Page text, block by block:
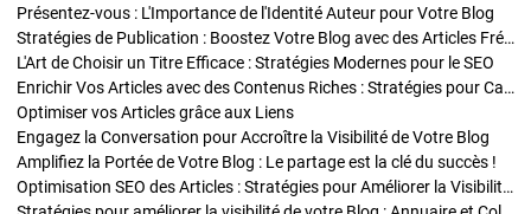
Présentez-vous : L'Importance de l'Identité Auteur pour Votre Blog
Stratégies de Publication : Boostez Votre Blog avec des Articles Fréquents et Exclusifs
L'Art de Choisir un Titre Efficace : Stratégies Modernes pour le SEO
Enrichir Vos Articles avec des Contenus Riches : Stratégies pour Captiver et Optimiser
Optimiser vos Articles grâce aux Liens
Engagez la Conversation pour Accroître la Visibilité de Votre Blog
Amplifiez la Portée de Votre Blog : Le partage est la clé du succès !
Optimisation SEO des Articles : Stratégies pour Améliorer la Visibilité de Votre Blog